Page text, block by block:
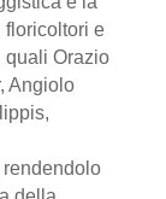
floricoltori e
quali Orazio
Angiolo